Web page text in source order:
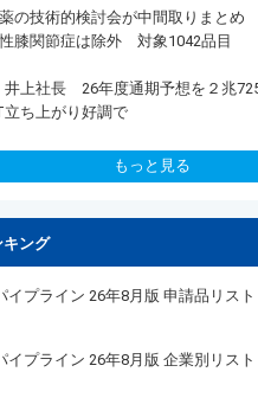
の技術的検討会が中間取りまと
膝関節症は除外 対象1042品目
井上社長 26年度通期予想を２兆
立ち上がり好調で
もっと見る
キング
イプライン 26年8月版 申請品リスト
イプライン 26年8月版 企業別リスト